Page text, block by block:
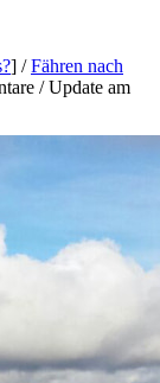
] /Fähren nach
/Update am